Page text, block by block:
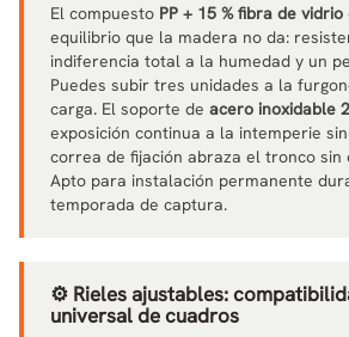
El compuesto PP + 15 % fibra de vidrio
equilibrio que la madera no da:
indiferencia total a la humedad y un
Puedes subir tres unidades a la
carga. El soporte de acero inoxidable
exposición continua a la intemperie
correa de fijación abraza el tronco sin
Apto para instalación permanente
temporada de captura.
⚙️ Rieles ajustables:
universal de cuadros